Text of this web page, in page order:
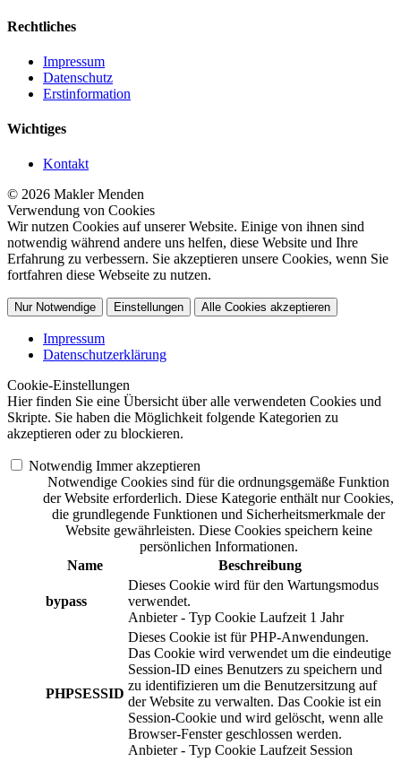
Rechtliches
Impressum
Datenschutz
Erstinformation
Wichtiges
Kontakt
© 2026 Makler Menden
Verwendung von Cookies
Wir nutzen Cookies auf unserer Website. Einige von ihnen sind
notwendig während andere uns helfen, diese Website und Ihre
Erfahrung zu verbessern. Sie akzeptieren unsere Cookies, wenn Sie
fortfahren diese Webseite zu nutzen.
Nur Notwendige Einstellungen Alle Cookies akzeptieren
Impressum
Datenschutzerklärung
Cookie-Einstellungen
Hier finden Sie eine Übersicht über alle verwendeten Cookies und
Skripte. Sie haben die Möglichkeit folgende Kategorien zu
akzeptieren oder zu blockieren.
Notwendig Immer akzeptieren
Notwendige Cookies sind für die ordnungsgemäße Funktion
der Website erforderlich. Diese Kategorie enthält nur Cookies,
die grundlegende Funktionen und Sicherheitsmerkmale der
Website gewährleisten. Diese Cookies speichern keine
persönlichen Informationen.
Name
Beschreibung
bypass
Dieses Cookie wird für den Wartungsmodus
verwendet.
Anbieter - Typ Cookie Laufzeit 1 Jahr
PHPSESSID
Dieses Cookie ist für PHP-Anwendungen.
Das Cookie wird verwendet um die eindeutige
Session-ID eines Benutzers zu speichern und
zu identifizieren um die Benutzersitzung auf
der Website zu verwalten. Das Cookie ist ein
Session-Cookie und wird gelöscht, wenn alle
Browser-Fenster geschlossen werden.
Anbieter - Typ Cookie Laufzeit Session